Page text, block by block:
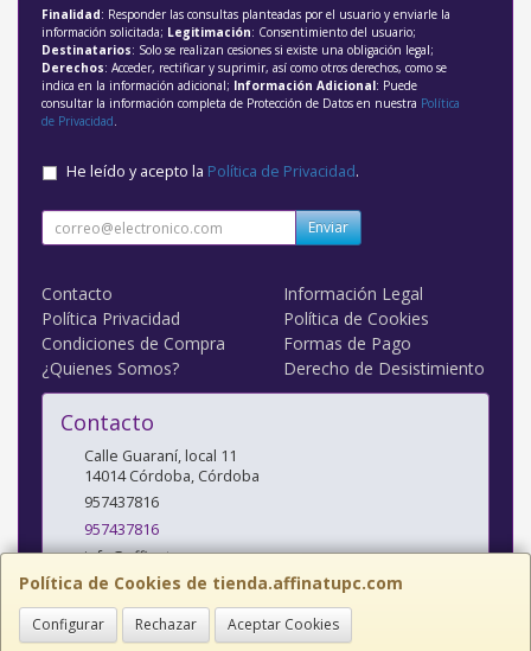
Política de Cookies de tienda.affinatupc.com
Configurar Rechazar Aceptar Cookies
Finalidad: Responder las consultas planteadas por el usuario y enviarle la
información solicitada; Legitimación: Consentimiento del usuario;
Destinatarios: Solo se realizan cesiones si existe una obligación legal;
Derechos: Acceder, rectificar y suprimir, así como otros derechos, como se
indica en la información adicional; Información Adicional: Puede
consultar la información completa de Protección de Datos en nuestra Política
de Privacidad.
He leído y acepto la Política de Privacidad.
Enviar
Contacto
Información Legal
Política Privacidad
Política de Cookies
Condiciones de Compra
Formas de Pago
¿Quienes Somos?
Derecho de Desistimiento
Contacto
Calle Guaraní, local 11
14014 Córdoba, Córdoba
957437816
957437816
info@affinatupc.com
Horario